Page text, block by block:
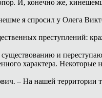
И, конечно же,
я спросил у Олега
преступлений:
и
характера. Некоторые
– На нашей